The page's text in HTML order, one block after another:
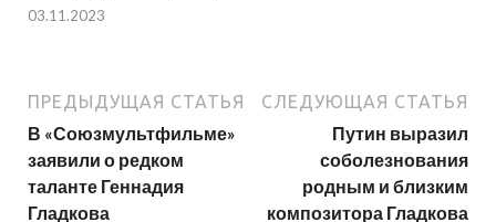
03.11.2023
ПРЕДЫДУЩАЯ СТАТЬЯ
В «Союзмультфильме»
заявили о редком
таланте Геннадия
Гладкова
СЛЕДУЮЩАЯ СТАТЬЯ
Путин выразил
соболезнования
родным и близким
композитора Гладкова